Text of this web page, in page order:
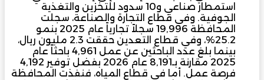
استمطار صناعي و10 سدود للتخزين والتغذية
الجوفية. وفي قطاع التجارة والصناعة، سجلت
المحافظة 19,996 سجلاً تجارياً عام 2025 بنمو
25.2%، وفي قطاع التعدين حققت 2.3 مليون ريال،
بينما بلغ عدد الباحثين عن عمل 4,961 باحثاً عام
2025 مقارنة بـ8,191 عام 2026 بفضل توفير 4,192
فرصة عمل. أما في قطاع المياه، فنفذت المحافظة